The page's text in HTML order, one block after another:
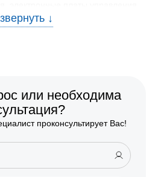
приготовления кофе,
комплектующие и проверенные
Ariston
неисправности
популярные модели
IX HA, MCA 16, MCK 103 X/HA,
7945 IX A, MCK 103 и другие
или необходима
проконсультирует Вас!